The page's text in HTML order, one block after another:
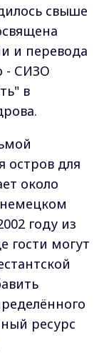
свыше
и перевода
- СИЗО
в
остров для
около
году из
гости могут
ресурс